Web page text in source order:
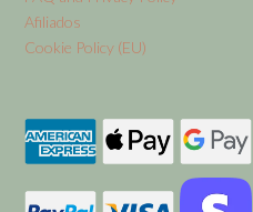
Afiliados
Cookie Policy (EU)